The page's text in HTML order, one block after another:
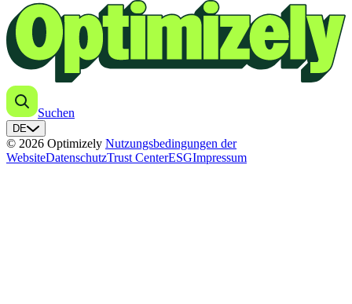
Suchen
DE
© 2026 Optimizely Nutzungsbedingungen der
WebsiteDatenschutzTrust CenterESGImpressum